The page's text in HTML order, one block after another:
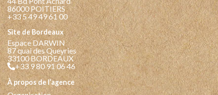
86000 POITIERS
+33 5 49 49 61 00
Site de Bordeaux
Espace DARWIN
87 quai des Queyries
33100 BORDEAUX
+33 9 80 91 06 46
à propos de l’agence